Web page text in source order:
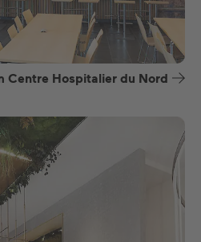
Centre Hospitalier du Nord